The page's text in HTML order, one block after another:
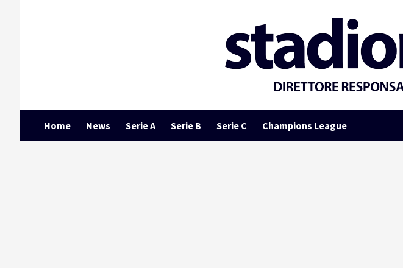
Home News Serie A Serie B Serie C Champions League